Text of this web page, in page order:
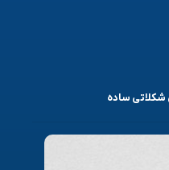
ساده